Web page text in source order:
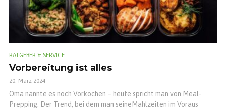
RATGEBER & SERVICE
Vorbereitung ist alles
20. März 2024
Oma nannte es noch Vorkochen – heute spricht man von Meal-
Prepping. Der Trend, bei dem man seineMahlzeiten im Voraus